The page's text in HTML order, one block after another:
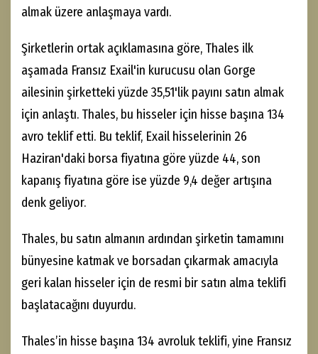
almak üzere anlaşmaya vardı.
Şirketlerin ortak açıklamasına göre, Thales ilk
aşamada Fransız Exail'in kurucusu olan Gorge
ailesinin şirketteki yüzde 35,51'lik payını satın almak
için anlaştı. Thales, bu hisseler için hisse başına 134
avro teklif etti. Bu teklif, Exail hisselerinin 26
Haziran'daki borsa fiyatına göre yüzde 44, son
kapanış fiyatına göre ise yüzde 9,4 değer artışına
denk geliyor.
Thales, bu satın almanın ardından şirketin tamamını
bünyesine katmak ve borsadan çıkarmak amacıyla
geri kalan hisseler için de resmi bir satın alma teklifi
başlatacağını duyurdu.
Thales’in hisse başına 134 avroluk teklifi, yine Fransız